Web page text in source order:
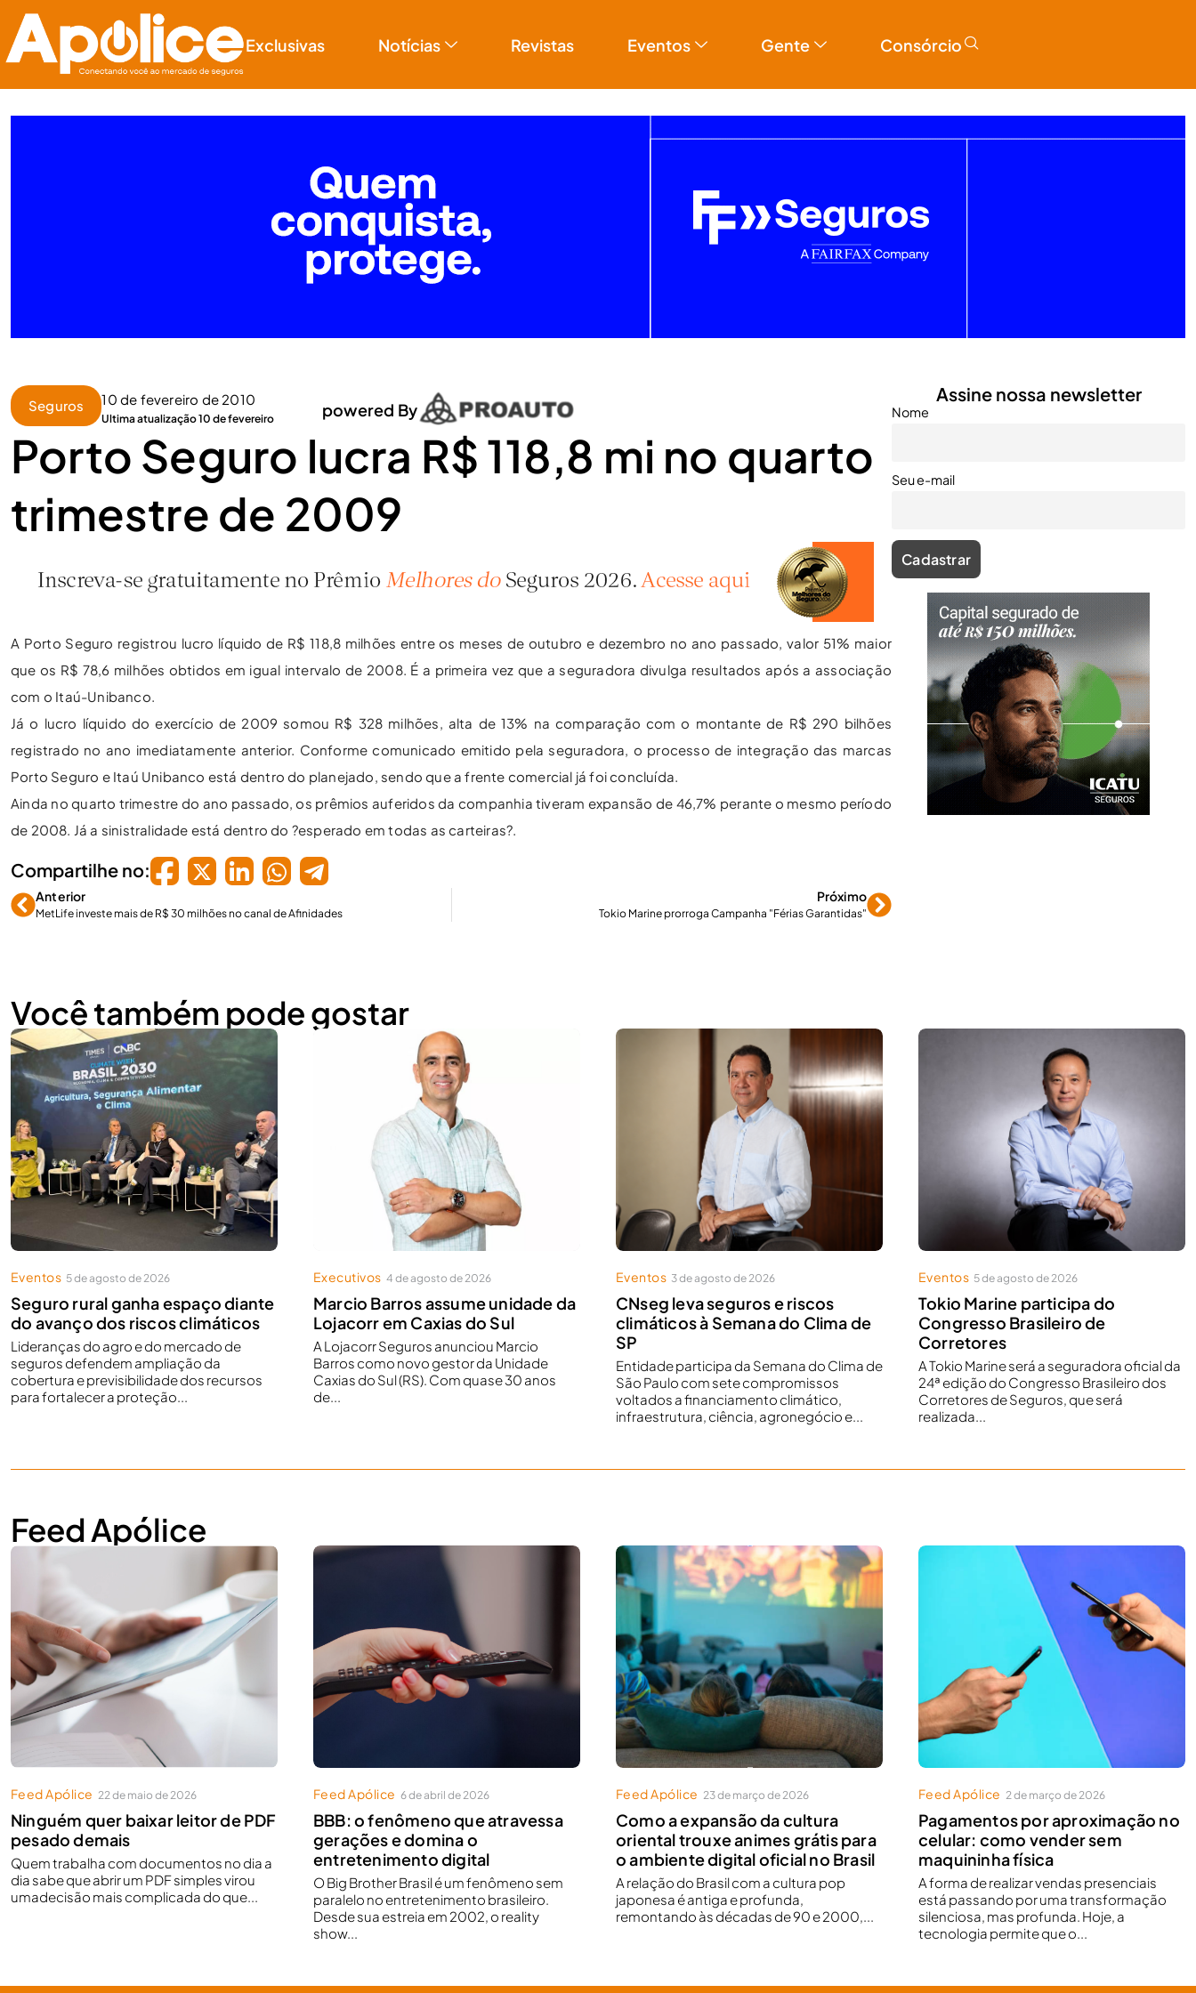
Exclusivas Notícias Revistas Eventos Gente Consórcio
Seguros 10 de fevereiro de 2010
Ultima atualização 10 de fevereiro powered By
Porto Seguro lucra R$ 118,8 mi no quarto
trimestre de 2009
A Porto Seguro registrou lucro líquido de R$ 118,8 milhões entre os meses de outubro e dezembro no ano passado, valor 51% maior
que os R$ 78,6 milhões obtidos em igual intervalo de 2008. É a primeira vez que a seguradora divulga resultados após a associação
com o Itaú-Unibanco.
Já o lucro líquido do exercício de 2009 somou R$ 328 milhões, alta de 13% na comparação com o montante de R$ 290 bilhões
registrado no ano imediatamente anterior. Conforme comunicado emitido pela seguradora, o processo de integração das marcas
Porto Seguro e Itaú Unibanco está dentro do planejado, sendo que a frente comercial já foi concluída.
Ainda no quarto trimestre do ano passado, os prêmios auferidos da companhia tiveram expansão de 46,7% perante o mesmo período
de 2008. Já a sinistralidade está dentro do ?esperado em todas as carteiras?.
Compartilhe no:
Anterior
MetLife investe mais de R$ 30 milhões no canal de Afinidades
Próximo
Tokio Marine prorroga Campanha "Férias Garantidas"
Assine nossa newsletter
Nome
Seu e-mail
Você também pode gostar
Eventos 5 de agosto de 2026
Seguro rural ganha espaço diante
do avanço dos riscos climáticos
Lideranças do agro e do mercado de
seguros defendem ampliação da
cobertura e previsibilidade dos recursos
para fortalecer a proteção...
Executivos 4 de agosto de 2026
Marcio Barros assume unidade da
Lojacorr em Caxias do Sul
A Lojacorr Seguros anunciou Marcio
Barros como novo gestor da Unidade
Caxias do Sul (RS). Com quase 30 anos
de...
Eventos 3 de agosto de 2026
CNseg leva seguros e riscos
climáticos à Semana do Clima de
SP
Entidade participa da Semana do Clima de
São Paulo com sete compromissos
voltados a financiamento climático,
infraestrutura, ciência, agronegócio e...
Eventos 5 de agosto de 2026
Tokio Marine participa do
Congresso Brasileiro de
Corretores
A Tokio Marine será a seguradora oficial da
24ª edição do Congresso Brasileiro dos
Corretores de Seguros, que será
realizada...
Feed Apólice
Feed Apólice 22 de maio de 2026
Ninguém quer baixar leitor de PDF
pesado demais
Quem trabalha com documentos no dia a
dia sabe que abrir um PDF simples virou
umadecisão mais complicada do que...
Feed Apólice 6 de abril de 2026
BBB: o fenômeno que atravessa
gerações e domina o
entretenimento digital
O Big Brother Brasil é um fenômeno sem
paralelo no entretenimento brasileiro.
Desde sua estreia em 2002, o reality
show...
Feed Apólice 23 de março de 2026
Como a expansão da cultura
oriental trouxe animes grátis para
o ambiente digital oficial no Brasil
A relação do Brasil com a cultura pop
japonesa é antiga e profunda,
remontando às décadas de 90 e 2000,...
Feed Apólice 2 de março de 2026
Pagamentos por aproximação no
celular: como vender sem
maquininha física
A forma de realizar vendas presenciais
está passando por uma transformação
silenciosa, mas profunda. Hoje, a
tecnologia permite que o...